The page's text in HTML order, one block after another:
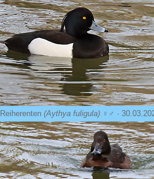
Reiherenten (Aythya fuligula) ♀♂ ·